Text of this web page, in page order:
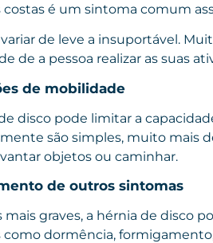
costas é um sintoma comum
de leve a insuportável.
de a pessoa realizar as suas
de mobilidade
disco pode limitar a
são simples, muito mais
objetos ou caminhar.
de outros sintomas
mais graves, a hérnia de disco
dormência,